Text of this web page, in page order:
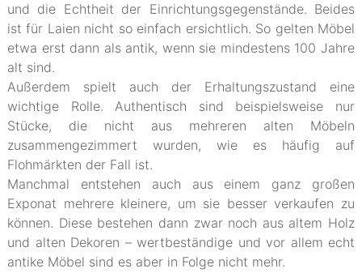
und die Echtheit der Einrichtungsgegenstände. Beides
ist für Laien nicht so einfach ersichtlich. So gelten Möbel
etwa erst dann als antik, wenn sie mindestens 100 Jahre
alt sind.
Außerdem spielt auch der Erhaltungszustand eine
wichtige Rolle. Authentisch sind beispielsweise nur
Stücke, die nicht aus mehreren alten Möbeln
zusammengezimmert wurden, wie es häufig auf
Flohmärkten der Fall ist.
Manchmal entstehen auch aus einem ganz großen
Exponat mehrere kleinere, um sie besser verkaufen zu
können. Diese bestehen dann zwar noch aus altem Holz
und alten Dekoren – wertbeständige und vor allem echt
antike Möbel sind es aber in Folge nicht mehr.